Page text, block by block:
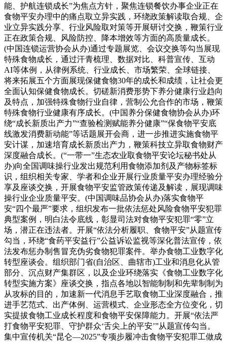
能、护航连锁成长”为焦点方针，聚焦连锁餐饮办事企业正在
食物平安办理中的痛点取立异实践，环绕政策解读取合规、企
业立异实践分享、行业风险取对策等开展研讨交换，鞭策行业
正在政策合规、风险防控、降本增效等方面的高质量成长。
(中国连锁运营协会从办)通过专题展览、会议交换等勾当展现
特殊食物成长，通过汗青梳理、数据对比、科普宣传、互动
AI等体例，从律例系统、行业成长、市场繁荣、全球链接、
将来拓展五个方面展现保健食物30年的成长和成绩，让社会更
全面认知保健食物成长。切磋新消费形势下养分健康行业趋向
及特点，加强特殊食物行业自律，营制公允合作的市场，鞭策
特殊食物行业健康有序成长。(中国养分保健食物协会从办)环
绕“成长新质出产力”“查验检测赋能养分健康”“保食物平安底
线激发消费新动能”等话题展开会商，进一步推进实施食物平
安计谋，加速培育成长新质出产力，鞭策科技立异取食物财产
深度融合成长。(“一带一”生态农业取食物平安论坛秘书处从
办)向全国调味操行业发出规范利用食物添加剂及产物标签标
识，组织相关专家、学者和企业开展行业质量平安办理经验分
享及座谈交换，开展食物平安监管政策传递及解读，展现调味
操行业企业质量平安。(中国调味品协会从办)落实食物平
安“四个最严”要求，组织发布一批依法惩处风险食物平安犯罪
典型案例，明白法令底线，彰显司法对食物平安犯罪“零”立
场，潜正在违法者。开展“依法分析履职、食物平安”从题宣传
勾当，环绕“食药平安益行”公益诉讼监视等深化普法宣传，依
法发布惩办制售冒充伪劣食物犯罪案件。举办食物工业数字化
转型座谈会。组织部门省(自治区、曲辖市)工业和消息化从管
部分、沉点财产集群区，以及企业环绕落实《食物工业数字化
转型实施方案》座谈交换，指点各地以智能制制和先辈制制为
从攻标的目的，加速新一代消息手艺取食物工业深度融合，推
进手艺范式、出产体例、运营模式、企业形态全方位变化，切
实提拔食物工业成长程度和食物平安保障能力。开展“依法严
打食物平安犯罪、守护群众‘舌尖上的平安’”从题宣传勾当。
集中宣传机关“昆仑—2025”专项步履冲击食物平安犯罪工做成